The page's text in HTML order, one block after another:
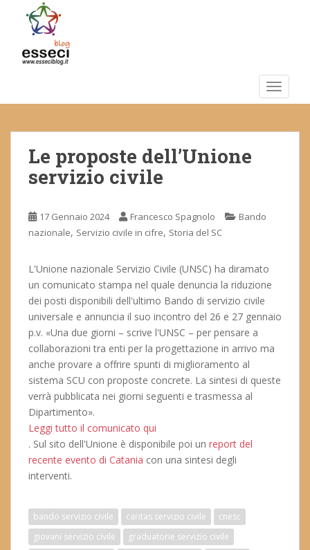
m
Le proposte dell’Unione
servizio civile
17 Gennaio 2024 Francesco Spagnolo
Bando
nazionale, Servizio civile in cifre, Storia del SC
L'Unione nazionale Servizio Civile (UNSC) ha diramato
un comunicato stampa nel quale denuncia la riduzione
dei posti disponibili dell'ultimo Bando di servizio civile
universale e annuncia il suo incontro del 26 e 27 gennaio
p.v. «Una due giorni – scrive l'UNSC – per pensare a
collaborazioni tra enti per la progettazione in arrivo ma
anche provare a offrire spunti di miglioramento al
sistema SCU con proposte concrete. La sintesi di queste
verrà pubblicata nei giorni seguenti e trasmessa al
Dipartimento».
Leggi tutto il comunicato qui
. Sul sito dell'Unione è disponibile poi un report del
recente evento di Catania con una sintesi degli
interventi.
bando servizio civile caritas servizio civile
cnesc
giovani servizio civile
graduatorie servizio civile